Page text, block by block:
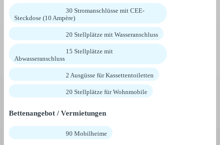
30 Stromanschlüsse mit CEE-
Steckdose (10 Ampère)
20 Stellplätze mit Wasseranschluss
15 Stellplätze mit
Abwasseranschluss
2 Ausgüsse für Kassettentoiletten
20 Stellplätze für Wohnmobile
Bettenangebot / Vermietungen
90 Mobilheime